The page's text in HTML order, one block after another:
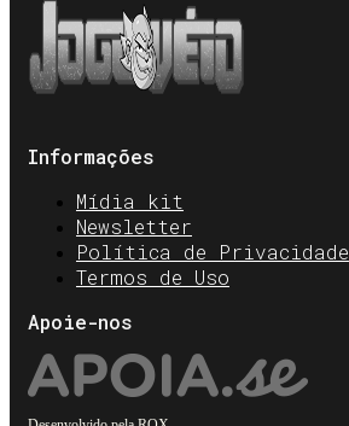
Informações
Mídia kit
Newsletter
Política de Privacidade
Termos de Uso
Apoie-nos